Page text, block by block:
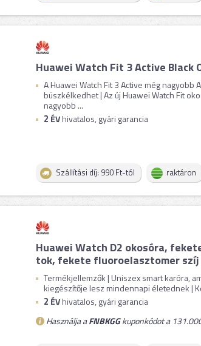
Huawei Watch Fit 3 Active Black
A Huawei Watch Fit 3 Active még nagyobb
büszkélkedhet | Az új Huawei Watch Fit
nagyobb ...
2 ÉVhivatalos, gyári garancia
Szállítási díj: 990 Ft-tól raktáron
Huawei Watch D2 okosóra,
tok, fekete fluoroelasztomer szíj
Termékjellemzők | Uniszex smart karóra,
kiegészítője lesz mindennapi életednek |
2 ÉVhivatalos, gyári garancia
Használja aFNBKGGkuponkódot a